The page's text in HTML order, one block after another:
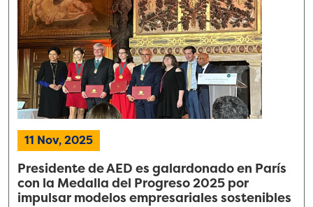
11 Nov, 2025
Presidente de AED es galardonado en París
con la Medalla del Progreso 2025 por
impulsar modelos empresariales sostenibles